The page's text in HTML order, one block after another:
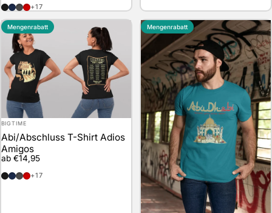
schwarz
marineblau
anthrazit
rot+17
Mengenrabatt
Anbieter:
BIGTIME
Abi/Abschluss T-Shirt Adios
Amigos
ab €14,95
schwarz
marineblau
anthrazit
rot+17
Mengenrabatt